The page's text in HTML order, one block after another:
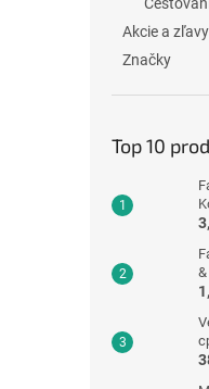
Akcie a zľavy
Značky
Top 10